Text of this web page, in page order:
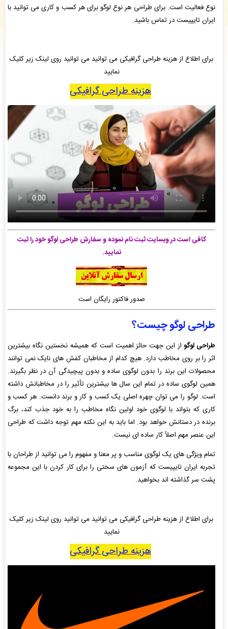
نمایندگی پاشنا: سفارش تایپ، صفحه آرایی شما ثبت شد به زودی توسط اپراتور بررسی خواهد
شد. -
محمد عبدالوند
: سفارش تایپ، صفحه آرایی شما ثبت شد به زودی توسط اپراتور بررسی خواهد
جمعه ۰۵/۰۵/۱۶ ۱۶:۲۴:۰۸)
نوع فعالیت است. برای طراحی هر نوع لوگو برای هر کسب و کاری می توانید با
ایران تایپیست در تماس باشید.
برای اطلاع از هزینه طراحی گرافیکی می توانید می توانید روی لینک زیر کلیک
نمایید
هزینه طراحی گرافیکی
کافی است در وبسایت ثبت نام نموده و سفارش طراحی لوگو خود را ثبت
نمایید.
صدور فاکتور رایگان است
طراحی لوگو چیست؟
طراحی لوگو از این جهت حائز اهمیت است که همیشه نخستین نگاه بیشترین
اثر را بر روی مخاطب دارد. هیچ کدام از مخاطبان کفش های نایک نمی توانند
محصولات این برند را بدون لوگوی ساده و بدون پیچیدگی آن در نظر بگیرند.
همین لوگوی ساده در تمام این سال ها بیشترین تأثیر را در مخاطبانش داشته
است. لوگو را می توان چهره اصلی یک کسب و کار و برند دانست. هر کسب و
کاری که بتواند با لوگوی خود اولین نگاه مخاطب را به خود جذب کند، برگ
برنده در دستانش خواهد بود. اما باید به این نکته مهم توجه داشت که طراحی
این عنصر مهم اصلاً کار ساده ای نیست.
تمام ویژگی های یک لوگوی مناسب و پر معنا و مفهوم را می توانید از طراحان با
تجربه ایران تایپیست که آزمون های سختی را برای کار کردن با این مجموعه
پشت سر گذاشته اند بخواهید.
برای اطلاع از هزینه طراحی گرافیکی می توانید می توانید روی لینک زیر کلیک
نمایید
هزینه طراحی گرافیکی